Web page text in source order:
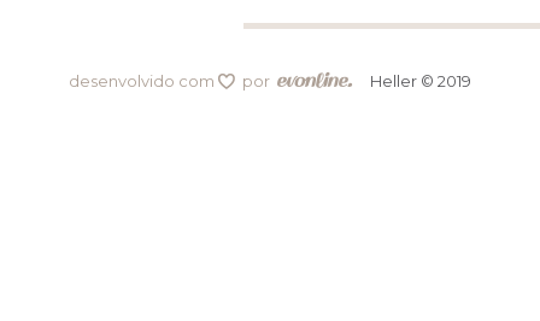
desenvolvido com por Heller © 2019